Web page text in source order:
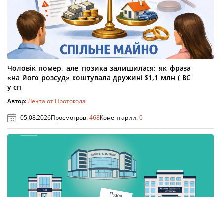
Чоловік помер, але позика залишилася: як фраза
«на його розсуд» коштувала дружині $1,1 млн ( ВС
у сп
Автор:Лента от Протокола
05.08.2026Просмотров:468Коментарии:0